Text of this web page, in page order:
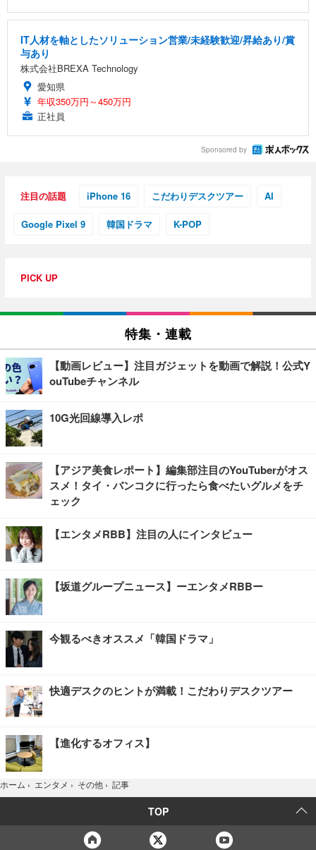
IT人材を軸としたソリューション営業/未経験歓迎/昇給あり/賞
与あり
株式会社BREXA Technology
愛知県
年収350万円～450万円
正社員
Sponsored by
注目の話題 iPhone 16 こだわりデスクツアー AI
Google Pixel 9 韓国ドラマ K-POP
PICK UP
特集・連載
【動画レビュー】注目ガジェットを動画で解説！公式Y
ouTubeチャンネル
10G光回線導入レポ
【アジア美食レポート】編集部注目のYouTuberがオス
スメ！タイ・バンコクに行ったら食べたいグルメをチ
ェック
【エンタメRBB】注目の人にインタビュー
【坂道グループニュース】ーエンタメRBBー
今観るべきオススメ「韓国ドラマ」
快適デスクのヒントが満載！こだわりデスクツアー
【進化するオフィス】
ホーム › エンタメ › その他 › 記事
TOP